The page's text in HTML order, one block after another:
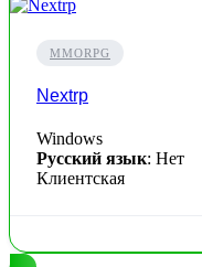
MMORPG
Nextrp
Windows
Русский язык: Нет
Клиентская